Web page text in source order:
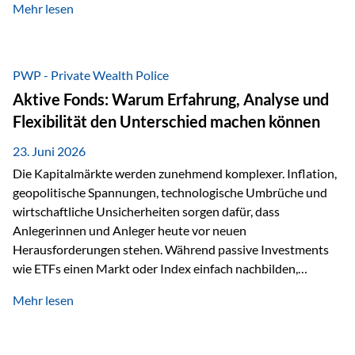
unumstößlich galten, versagen angesichts der expansiven
Nostalgie dar, sondern ist die modernste und strategisch
klügste Antwort auf globale Instabilität. Physische Werte
und der richtige Rechtsstandort sind heute keine bloße
Option mehr, sondern eine strategische Notwendigkeit. 1.
Der massive Aufwand hinter einem winzigen…
Mehr lesen
PWP - Private Wealth Police
Aktive Fonds: Warum Erfahrung, Analyse und
Flexibilität den Unterschied machen können
23. Juni 2026
Die Kapitalmärkte werden zunehmend komplexer. Inflation,
geopolitische Spannungen, technologische Umbrüche und
wirtschaftliche Unsicherheiten sorgen dafür, dass
Anlegerinnen und Anleger heute vor neuen
Herausforderungen stehen. Während passive Investments
wie ETFs einen Markt oder Index einfach nachbilden,
setzen auf die Expertise erfahrener Fondsmanager, die
Mehr lesen